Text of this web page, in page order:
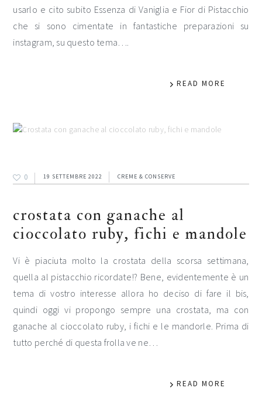
usarlo e cito subito Essenza di Vaniglia e Fior di Pistacchio
che si sono cimentate in fantastiche preparazioni su
instagram, su questo tema….
READ MORE
0 19 SETTEMBRE 2022 CREME & CONSERVE
crostata con ganache al
cioccolato ruby, fichi e mandole
Vi è piaciuta molto la crostata della scorsa settimana,
quella al pistacchio ricordate!? Bene, evidentemente è un
tema di vostro interesse allora ho deciso di fare il bis,
quindi oggi vi propongo sempre una crostata, ma con
ganache al cioccolato ruby, i fichi e le mandorle. Prima di
tutto perché di questa frolla ve ne…
READ MORE